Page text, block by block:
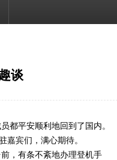
谈
都平安顺利地回到了国内。
嘉宾们，满心期待。
，有条不紊地办理登机手